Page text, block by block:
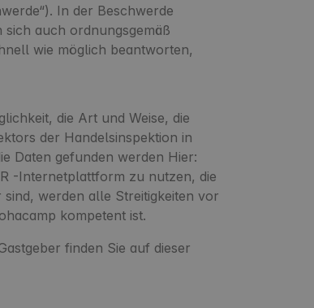
In der Beschwerde
sich auch ordnungsgemäß
wie möglich beantworten,
die Art und Weise, die
der Handelsinspektion in
Daten gefunden werden Hier:
-Internetplattform zu nutzen, die
werden alle Streitigkeiten vor
kompetent ist.
finden Sie auf dieser